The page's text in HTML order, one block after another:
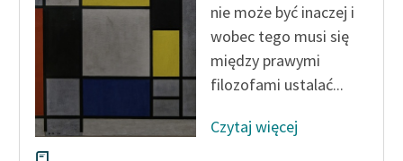
nie może być inaczej i
wobec tego musi się
między prawymi
filozofami ustalać...
Czytaj więcej